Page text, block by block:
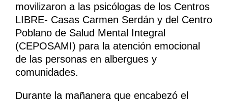
movilizaron a las psicólogas de los Centros
LIBRE- Casas Carmen Serdán y del Centro
Poblano de Salud Mental Integral
(CEPOSAMI) para la atención emocional
de las personas en albergues y
comunidades.
Durante la mañanera que encabezó el